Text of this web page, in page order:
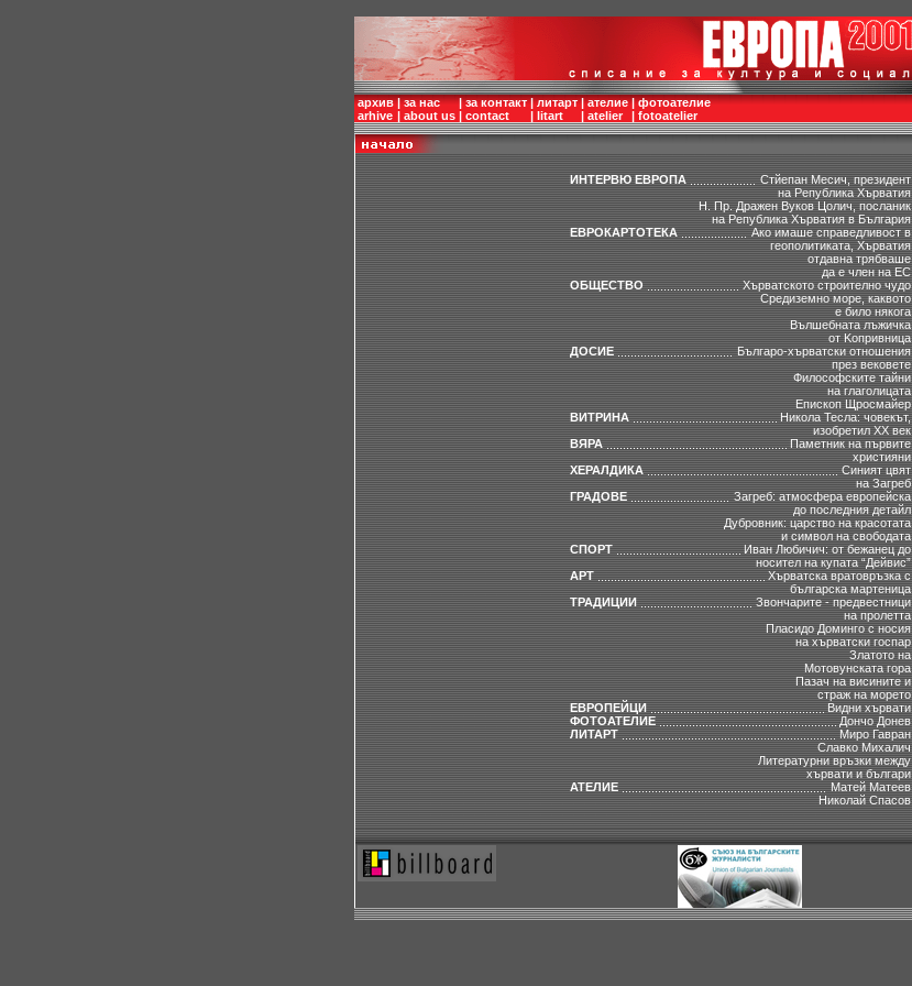
архив
arhive
|
|
за нас
about us
|
|
за контакт
contact
|
|
литарт
litart
|
|
ателие
atelier
|
|
фотоателие
fotoatelier
ИНТЕРВЮ ЕВРОПА
Стйепан Месич, президент
на Република Хърватия
Н. Пр. Дражен Вуков Цолич, посланик
на Република Хърватия в България
ЕВРОКАРТОТЕКА
Ако имаше справедливост в
геополитиката, Хърватия
отдавна трябваше
да е член на ЕС
ОБЩЕСТВО
Хърватското строително чудо
Средиземно море, каквото
е било някога
Вълшебната лъжичка
от Kопривница
ДОСИЕ
Българо-хърватски отношения
през вековете
Философските тайни
на глаголицата
Епископ Щросмайер
ВИТРИНА
Никола Тесла: човекът,
изобретил ХХ век
ВЯРА
Паметник на първите
християни
ХЕРАЛДИКА
Синият цвят
на Загреб
ГРАДОВЕ
Загреб: атмосфера европейска
до последния детайл
Дубровник: царство на красотата
и символ на свободата
СПОРТ
Иван Любичич: от бежанец до
носител на купата “Дейвис”
АРТ
Хърватска вратовръзка с
българска мартеница
ТРАДИЦИИ
Звончарите - предвестници
на пролетта
Пласидо Доминго с носия
на хърватски госпар
Златото на
Мотовунската гора
Пазач на висините и
страж на морето
ЕВРОПЕЙЦИ
Видни хървати
ФОТОАТЕЛИЕ
Дончо Донев
ЛИТАРТ
Миро Гавран
Славко Михалич
Литературни връзки между
хървати и българи
АТЕЛИЕ
Матей Матеев
Николай Спасов